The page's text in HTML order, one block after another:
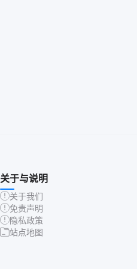
关于与说明
关于我们
免责声明
隐私政策
站点地图